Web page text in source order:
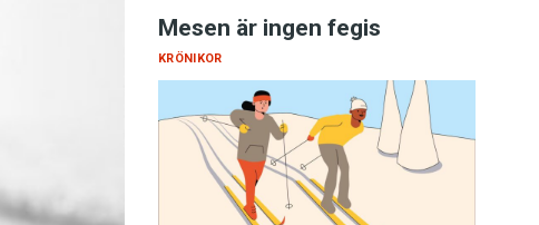
Mesen är ingen fegis
KRÖNIKOR